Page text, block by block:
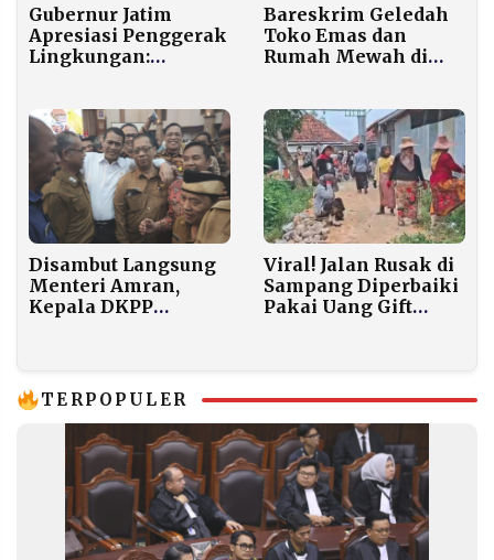
Gubernur Jatim
Apresiasi Penggerak
Lingkungan:
Berjalan Beriringan
Bareskrim Geledah
Toko Emas dan
Rumah Mewah di
Diperiksa
Disambut Langsung
Menteri Amran,
Kepala DKPP
Viral! Jalan Rusak di
Sampang Diperbaiki
Pakai Uang Gift
TERPOPULER